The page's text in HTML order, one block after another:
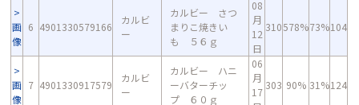
画
像
6 4901330579166
カルビ
ー
カルビー さつ
まりこ焼きい
も ５６ｇ
08
月
12
日
310578%73%104
画
像
7 4901330917579
カルビ
ー
カルビー ハニ
ーバターチッ
プ ６０ｇ
06
月
17
303 90% 31%124